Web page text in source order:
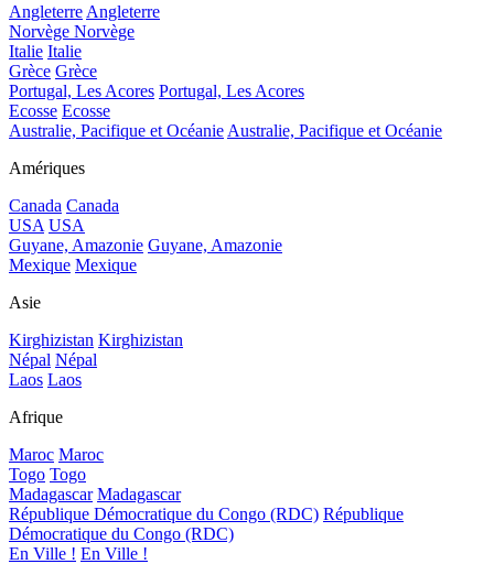
Angleterre Angleterre
Norvège Norvège
Italie Italie
Grèce Grèce
Portugal, Les Acores Portugal, Les Acores
Ecosse Ecosse
Australie, Pacifique et Océanie Australie, Pacifique et Océanie
Amériques
Canada Canada
USA USA
Guyane, Amazonie Guyane, Amazonie
Mexique Mexique
Asie
Kirghizistan Kirghizistan
Népal Népal
Laos Laos
Afrique
Maroc Maroc
Togo Togo
Madagascar Madagascar
République Démocratique du Congo (RDC) République
Démocratique du Congo (RDC)
En Ville ! En Ville !